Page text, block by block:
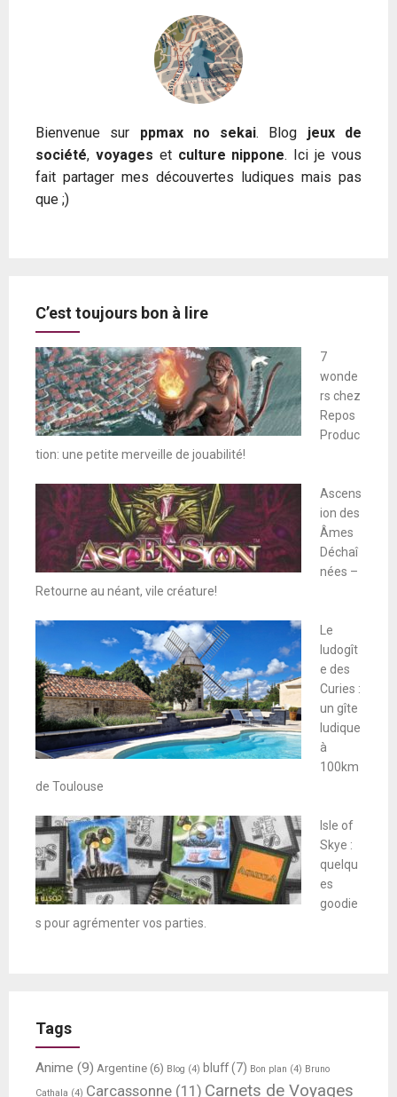
Bienvenue sur ppmax no sekai. Blog jeux de
société, voyages et culture nippone. Ici je vous
fait partager mes découvertes ludiques mais pas
que ;)
C’est toujours bon à lire
7
wonde
rs chez
Repos
Produc
tion: une petite merveille de jouabilité!
Ascens
ion des
Âmes
Déchaî
nées –
Retourne au néant, vile créature!
Le
ludogît
e des
Curies :
un gîte
ludique
à
100km
de Toulouse
Isle of
Skye :
quelqu
es
goodie
s pour agrémenter vos parties.
Tags
Anime (9) Argentine (6) Blog (4) bluff(7) Bon plan (4) Bruno
Cathala (4) Carcassonne (11) Carnets de Voyages